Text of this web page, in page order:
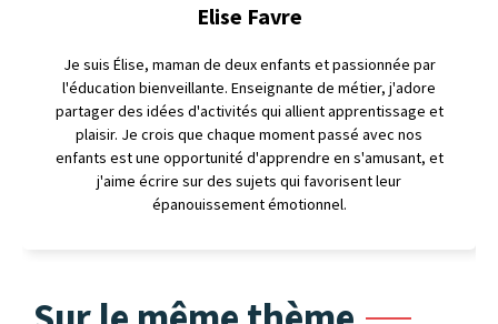
Elise Favre
Je suis Élise, maman de deux enfants et passionnée par
l'éducation bienveillante. Enseignante de métier, j'adore
partager des idées d'activités qui allient apprentissage et
plaisir. Je crois que chaque moment passé avec nos
enfants est une opportunité d'apprendre en s'amusant, et
j'aime écrire sur des sujets qui favorisent leur
épanouissement émotionnel.